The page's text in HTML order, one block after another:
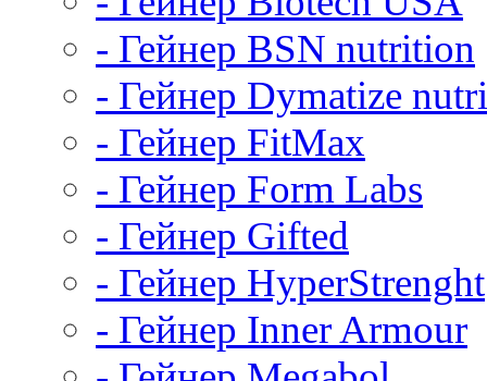
- Гейнер BSN nutrition
- Гейнер Dymatize
- Гейнер FitMax
- Гейнер Form Labs
- Гейнер Gifted
- Гейнер HyperStrenght
- Гейнер Inner Armour